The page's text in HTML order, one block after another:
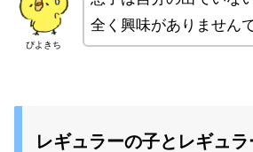
ぴよきち
全く興味がありません
レギュラーの子とレギュ